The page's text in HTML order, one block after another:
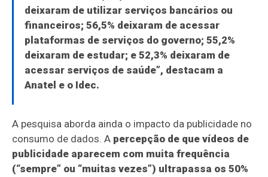
deixaram de utilizar serviços bancários ou
financeiros; 56,5% deixaram de acessar
plataformas de serviços do governo; 55,2%
deixaram de estudar; e 52,3% deixaram de
acessar serviços de saúde”, destacam a
Anatel e o Idec.
A pesquisa aborda ainda o impacto da publicidade no
consumo de dados. A percepção de que vídeos de
publicidade aparecem com muita frequência
(“sempre” ou “muitas vezes”) ultrapassa os 50%